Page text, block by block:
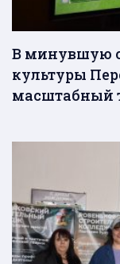
В минувшую
культуры
масштабный